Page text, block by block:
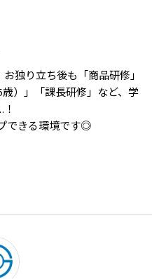
独り立ち後も「商品研修」
）」「課長研修」など、学
できる環境です◎